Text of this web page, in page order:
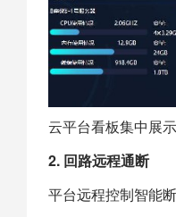
云平台看板集中展
2. 回路远程通断
平台远程控制智能